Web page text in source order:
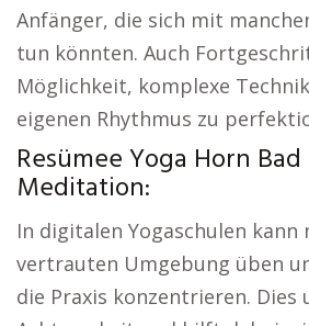
Anfänger, die sich mit
tun könnten. Auch
Möglichkeit, komplexe
eigenen Rhythmus zu
Resümee Yoga Horn
Meditation:
In digitalen Yogaschulen kann
vertrauten Umgebung üben
die Praxis konzentrieren.